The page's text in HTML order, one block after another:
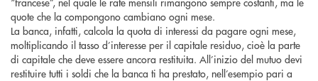
quote che la compongono cambiano ogni mese.
La banca, infatti, calcola la quota di interessi da pagare ogni mese,
moltiplicando il tasso d’interesse per il capitale residuo, cioè la parte
di capitale che deve essere ancora restituita. All’inizio del mutuo devi
restituire tutti i soldi che la banca ti ha prestato, nell’esempio pari a